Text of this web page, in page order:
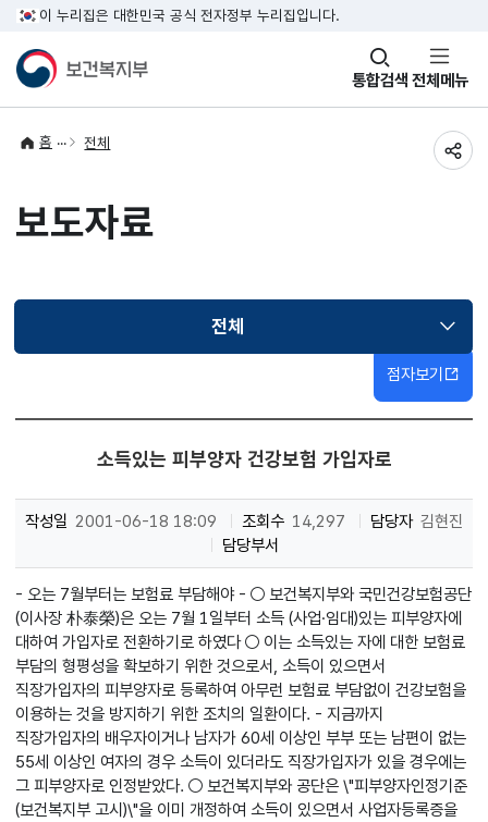
이 누리집은 대한민국 공식 전자정부 누리집입니다.
통합검색
창
열기 전체메뉴
홈 전체
보도자료
전체선택됨
점자보기
소득있는 피부양자 건강보험 가입자로
작성일 2001-06-18 18:09 조회수 14,297 담당자 김현진
담당부서
- 오는 7월부터는 보험료 부담해야 - ○ 보건복지부와 국민건강보험공단
(이사장 朴泰榮)은 오는 7월 1일부터 소득 (사업·임대)있는 피부양자에
대하여 가입자로 전환하기로 하였다 ○ 이는 소득있는 자에 대한 보험료
부담의 형평성을 확보하기 위한 것으로서, 소득이 있으면서
직장가입자의 피부양자로 등록하여 아무런 보험료 부담없이 건강보험을
이용하는 것을 방지하기 위한 조치의 일환이다. - 지금까지
직장가입자의 배우자이거나 남자가 60세 이상인 부부 또는 남편이 없는
55세 이상인 여자의 경우 소득이 있더라도 직장가입자가 있을 경우에는
그 피부양자로 인정받았다. ○ 보건복지부와 공단은 \"피부양자인정기준
(보건복지부 고시)\"을 이미 개정하여 소득이 있으면서 사업자등록증을